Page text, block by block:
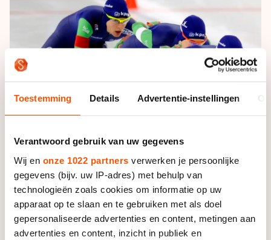
Toestemming Details Advertentie-instellingen
Verantwoord gebruik van uw gegevens
Wij en onze 1022 partners verwerken je persoonlijke
gegevens (bijv. uw IP-adres) met behulp van
technologieën zoals cookies om informatie op uw
apparaat op te slaan en te gebruiken met als doel
gepersonaliseerde advertenties en content, metingen aan
advertenties en content, inzicht in publiek en
Kunstschaatsen
Historie & statistiek
Algemene Nederlandse Schaatstijd
Deze zomer de weg op
Waar kan ik schaatsen en skaten?
Schaatsfans
Alles voor jou als schaatsfan
Evenementen
Tickets
Livestreams
Winacties
Olympische Spelen
Medaille overzicht
Olympische uitslagen
Van Jong tot Goud verhalen